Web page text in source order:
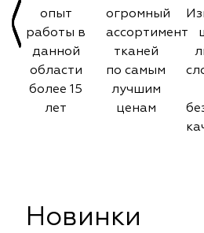
опыт
работы в
данной
области
более 15
лет
огромный
ассортимент
тканей
по самым
лучшим
ценам
Новинки